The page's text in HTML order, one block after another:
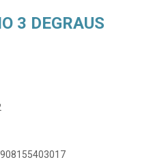
3 DEGRAUS